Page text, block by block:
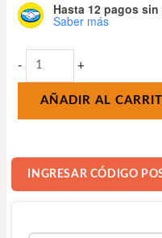
Hasta 12 pagos
Saber más
- +
AÑADIR AL
INGRESAR CÓDIGO